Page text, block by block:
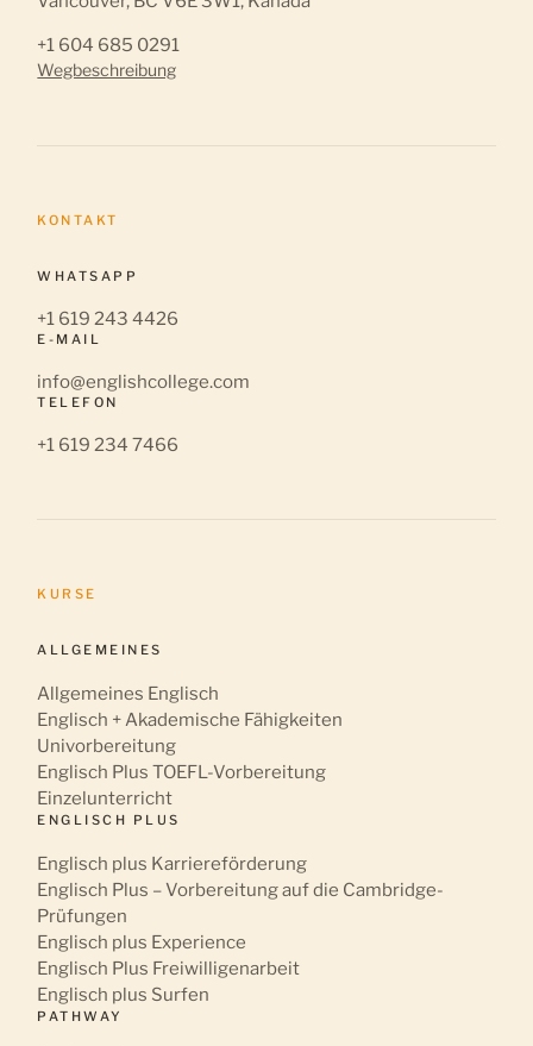
+1 604 685 0291
Wegbeschreibung
KONTAKT
WHATSAPP
+1 619 243 4426
E-MAIL
info@englishcollege.com
TELEFON
+1 619 234 7466
KURSE
ALLGEMEINES
Allgemeines Englisch
Englisch + Akademische Fähigkeiten
Univorbereitung
Englisch Plus TOEFL-Vorbereitung
Einzelunterricht
ENGLISCH PLUS
Englisch plus Karriereförderung
Englisch Plus – Vorbereitung auf die Cambridge-
Prüfungen
Englisch plus Experience
Englisch Plus Freiwilligenarbeit
Englisch plus Surfen
PATHWAY